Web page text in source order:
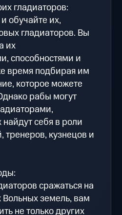
гладиаторов:
обучайте их,
гладиаторов. Вы
их
способностями и
время подбирая им
которое можете
рабы могут
себя в роли
тренеров, кузнецов и
сражаться на
Вольных земель, вам
не только других